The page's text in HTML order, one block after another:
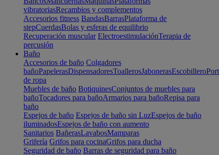
vibratoriasRecambios y complementos
Accesorios fitness BandasBarrasPlataforma de
stepCuerdasBolas y esferas de equilibrio
Recuperación muscular ElectroestimulaciónTerapia de
percusión
Baño
Accesorios de baño Colgadores
bañoPapelerasDispensadoresToallerosJabonerasEscobillero
de ropa
Muebles de baño BotiquinesConjuntos de muebles para
bañoTocadores para bañoArmarios para bañoRepisa para
baño
Espejos de baño Espejos de baño sin LuzEspejos de baño
iluminadosEspejos de baño con aumento
Sanitarios BañerasLavabosMamparas
Grifería Grifos para cocinaGrifos para ducha
Seguridad de baño Barras de seguridad para baño